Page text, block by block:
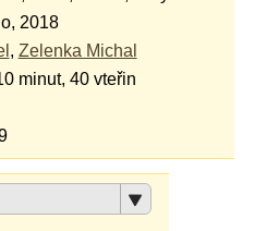
2018
, Zelenka Michal
minut, 40 vteřin